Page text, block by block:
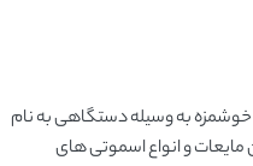
به وسیله دستگاهی به نام
و انواع اسموتی های